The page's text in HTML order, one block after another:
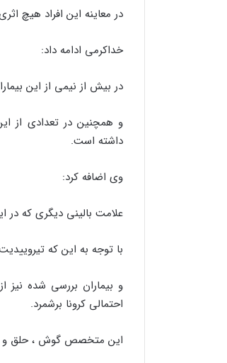
در معاینه این افراد هیچ
خداکرمی ادامه داد:
در بیش از نیمی از این
و همچنین در تعدادی از
داشته است.
وی اضافه کرد:
علامت بالینی دیگری که در
با توجه به این که
و بیماران بررسی شده نیز
احتمالی کرونا برشمرد.
این متخصص گوش ، حلق و